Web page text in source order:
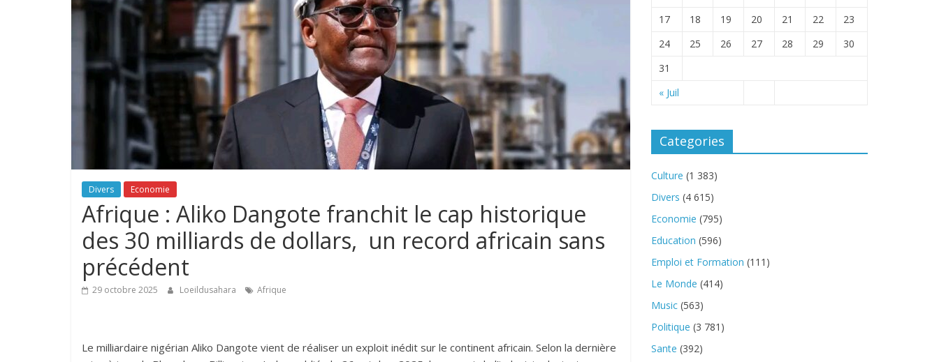
Divers Economie
Afrique : Aliko Dangote franchit le cap historique
des 30 milliards de dollars, un record africain sans
précédent
29 octobre 2025 Loeildusahara Afrique
Le milliardaire nigérian Aliko Dangote vient de réaliser un exploit inédit sur le continent africain. Selon la dernière
« Juil
17
18 19 20 21 22
23
24
25 26 27 28 29
30
31
Categories
Culture (1 383)
Divers (4 615)
Economie (795)
Education (596)
Emploi et Formation (111)
Le Monde (414)
Music (563)
Politique (3 781)
Sante (392)